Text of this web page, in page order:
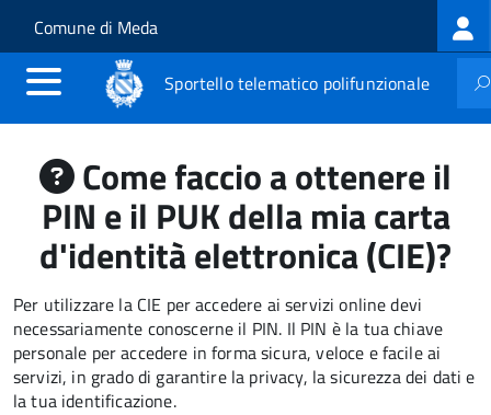
Salta al contenuto principale
Skip to site navigation
Comune di Meda
Sportello telematico polifunzionale
Come faccio a ottenere il
PIN e il PUK della mia carta
d'identità elettronica (CIE)?
Per utilizzare la CIE per accedere ai servizi online devi
necessariamente conoscerne il PIN. Il PIN è la tua chiave
personale per accedere in forma sicura, veloce e facile ai
servizi, in grado di garantire la privacy, la sicurezza dei dati e
la tua identificazione.